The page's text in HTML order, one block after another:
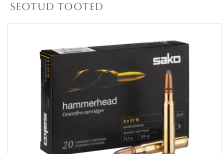
Seotud tooted